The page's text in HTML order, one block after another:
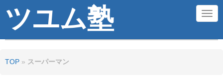
ツユム塾 N
TOP » スーパーマン